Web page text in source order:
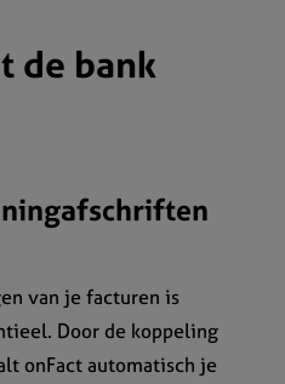
de bank
van je facturen is
Door de koppeling
onFact automatisch je